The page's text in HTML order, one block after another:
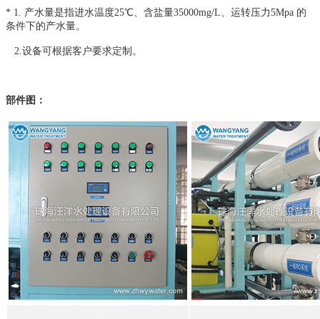
* 1. 产水量是指进水温度25℃、含盐量35000mg/L、运转压力5Mpa 的
条件下的产水量。
2.设备可根据客户要求定制。
部件图：